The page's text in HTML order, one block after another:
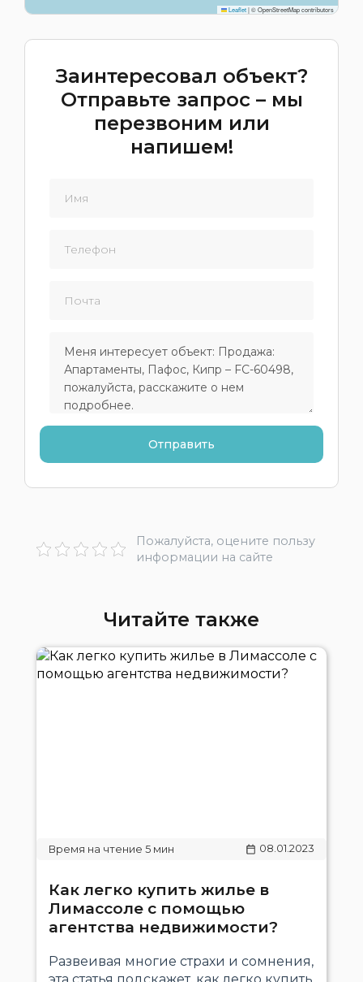
Leaflet|© OpenStreetMap contributors
Заинтересовал объект?
Отправьте запрос – мы
перезвоним или
напишем!
Пожалуйста, оцените пользу
информации на сайте
Читайте также
08.01.2023
Как легко купить жилье в
Лимассоле с помощью
агентства недвижимости?
Развеивая многие страхи и сомнения,